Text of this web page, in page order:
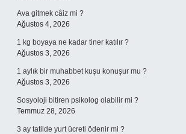
Ava gitmek câiz mi ?
Ağustos 4, 2026
1 kg boyaya ne kadar tiner katılır ?
Ağustos 3, 2026
1 aylık bir muhabbet kuşu konuşur mu ?
Ağustos 3, 2026
Sosyoloji bitiren psikolog olabilir mi ?
Temmuz 28, 2026
3 ay tatilde yurt ücreti ödenir mi ?